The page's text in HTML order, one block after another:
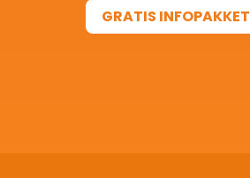
GRATIS INFOPAKKET